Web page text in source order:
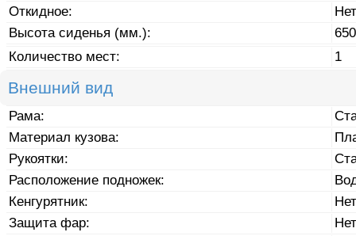
Откидное:
Нет
Высота сиденья (мм.):
650
Количество мест:
1
Внешний вид
Рама:
Материал кузова:
Рукоятки:
Расположение подножек:
Кенгурятник:
Нет
Защита фар:
Нет